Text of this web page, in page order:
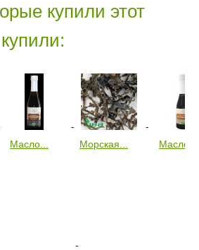
купили этот
Масло... Морская... Масло...